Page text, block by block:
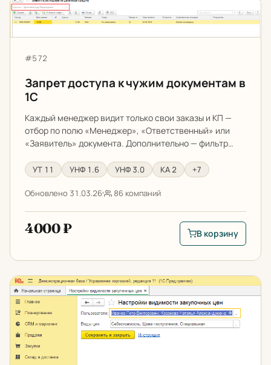
Запрет доступа к чужим документам в 1С
Артикул:
#572
Запрет доступа к чужим документам в
1С
Каждый менеджер видит только свои заказы и КП —
отбор по полю «Менеджер», «Ответственный» или
«Заявитель» документа. Дополнительно — фильтр…
УТ 11 УНФ 1.6 УНФ 3.0 КА 2 +7
Обновлено 31.03.26 86 компаний
4000 ₽
В корзину: Запрет
В корзину
Как спрятать цены от пользователей в 1С